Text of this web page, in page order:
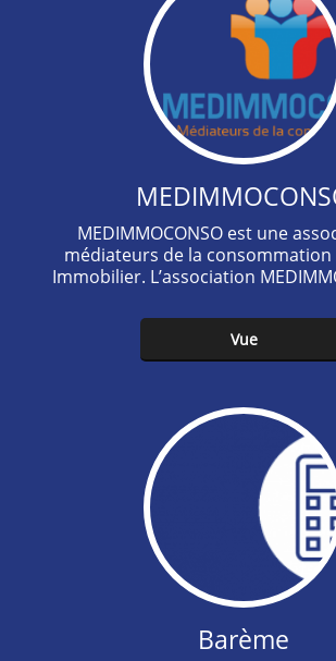
MEDIMMOCONSO est une
médiateurs de la
Immobilier. L’association
l’offre d’un service
Vue
Barème